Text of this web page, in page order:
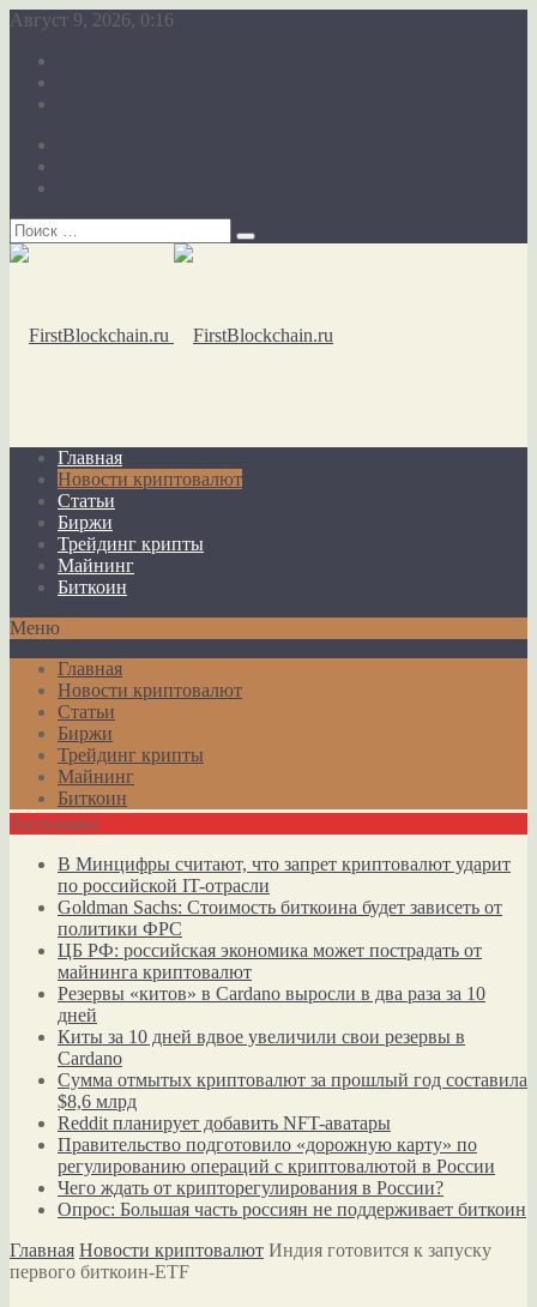
Август 9, 2026, 0:16
Главная
Новости криптовалют
Статьи
Биржи
Трейдинг крипты
Майнинг
Биткоин
Меню
Главная
Новости криптовалют
Статьи
Биржи
Трейдинг крипты
Майнинг
Биткоин
Актуально
В Минцифры считают, что запрет криптовалют ударит
по российской IT-отрасли
Goldman Sachs: Стоимость биткоина будет зависеть от
политики ФРС
ЦБ РФ: российская экономика может пострадать от
майнинга криптовалют
Резервы «китов» в Cardano выросли в два раза за 10
дней
Киты за 10 дней вдвое увеличили свои резервы в
Cardano
Сумма отмытых криптовалют за прошлый год составила
$8,6 млрд
Reddit планирует добавить NFT-аватары
Правительство подготовило «дорожную карту» по
регулированию операций с криптовалютой в России
Чего ждать от крипторегулирования в России?
Опрос: Большая часть россиян не поддерживает биткоин
Главная Новости криптовалют Индия готовится к запуску
первого биткоин-ETF